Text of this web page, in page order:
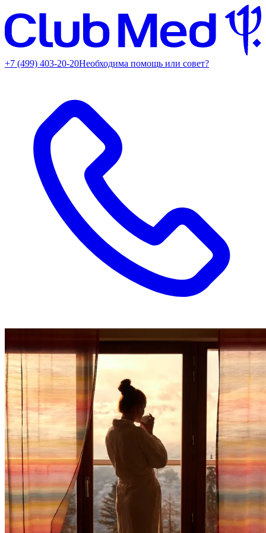
+7 (499) 403-20-20Необходима помощь или совет?